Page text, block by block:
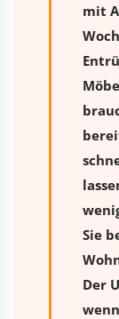
mit
Sie
Der